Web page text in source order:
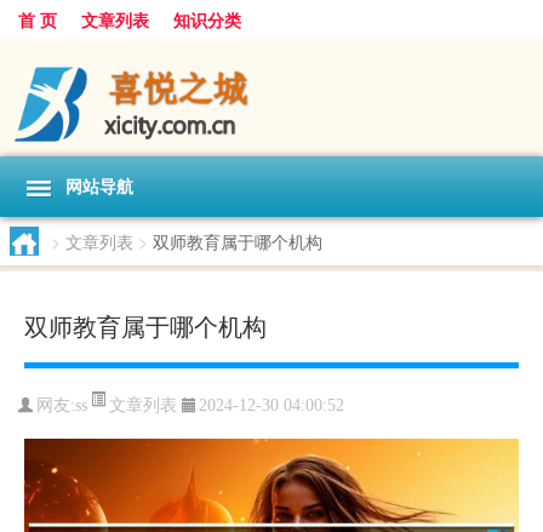
首 页 文章列表 知识分类
网站导航
> 文章列表 > 双师教育属于哪个机构
双师教育属于哪个机构
网友:ss 文章列表 2024-12-30 04:00:52